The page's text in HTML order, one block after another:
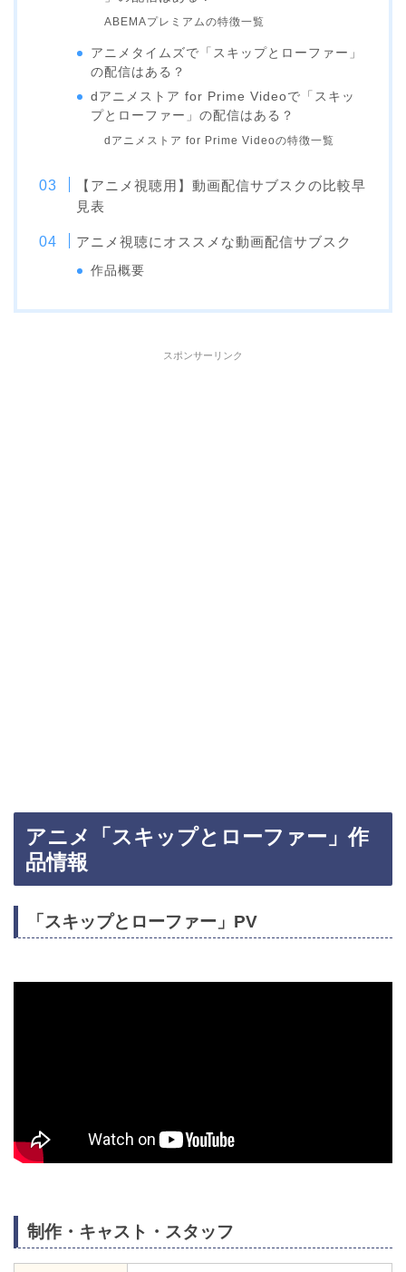
ABEMAプレミアムの特徴一覧
アニメタイムズで「スキップとローファー」
の配信はある？
dアニメストア for Prime Videoで「スキッ
プとローファー」の配信はある？
dアニメストア for Prime Videoの特徴一覧
【アニメ視聴用】動画配信サブスクの比較早
見表
アニメ視聴にオススメな動画配信サブスク
作品概要
スポンサーリンク
アニメ「スキップとローファー」作
品情報
「スキップとローファー」PV
制作・キャスト・スタッフ